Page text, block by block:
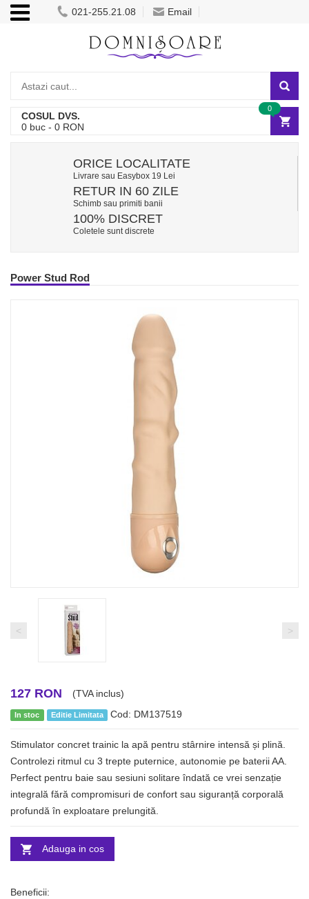
021-255.21.08 Email
COSUL DVS.
0 buc - 0 RON
0
ORICE LOCALITATE
Livrare sau Easybox 19 Lei
RETUR IN 60 ZILE
Schimb sau primiti banii
100% DISCRET
Coletele sunt discrete
Power Stud Rod
< >
127 RON (TVA inclus)
In stoc Editie Limitata Cod: DM137519
Stimulator concret trainic la apă pentru stârnire intensă și plină.
Controlezi ritmul cu 3 trepte puternice, autonomie pe baterii AA.
Perfect pentru baie sau sesiuni solitare îndată ce vrei senzație
integrală fără compromisuri de confort sau siguranță corporală
profundă în exploatare prelungită.
Adauga in cos
Beneficii: